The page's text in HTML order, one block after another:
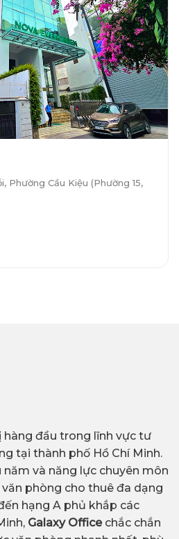
Phường Cầu Kiệu (Phường 15,
hàng đầu trong lĩnh vực tư
tại thành phố Hồ Chí Minh.
và năng lực chuyên môn
phòng cho thuê đa dạng
hạng A phủ khắp các
Galaxy Office chắc chắn